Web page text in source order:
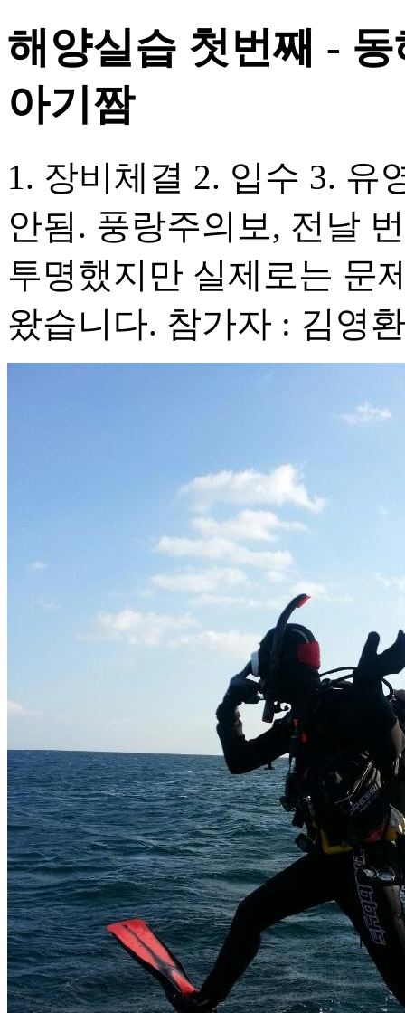
해양실습 첫번째 -
아기짬
1. 장비체결 2. 입수 3. 유
안됨. 풍랑주의보, 전날
투명했지만 실제로는 문
왔습니다. 참가자 : 김영